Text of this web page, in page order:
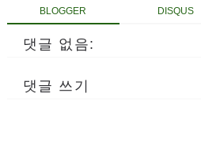
BLOGGER DISQUS
댓글 없음:
댓글 쓰기